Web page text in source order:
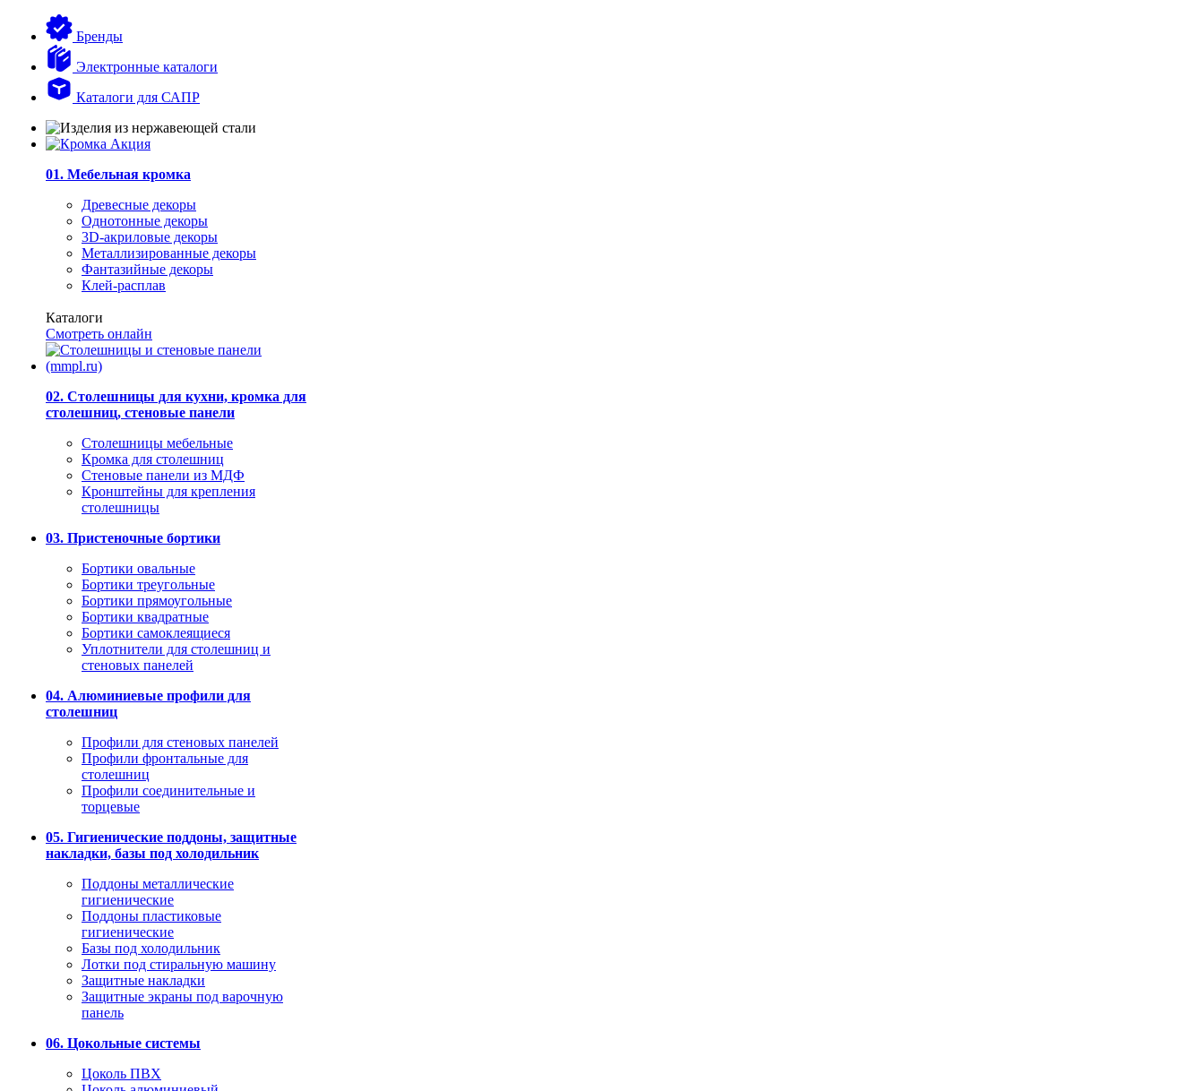
Бренды
Электронные каталоги
Каталоги для САПР
01. Мебельная кромка
Древесные декоры
Однотонные декоры
3D-акриловые декоры
Металлизированные декоры
Фантазийные декоры
Клей-расплав
Каталоги
Смотреть онлайн
02. Столешницы для кухни, кромка для
столешниц, стеновые панели
Столешницы мебельные
Кромка для столешниц
Стеновые панели из МДФ
Кронштейны для крепления
столешницы
03. Пристеночные бортики
Бортики овальные
Бортики треугольные
Бортики прямоугольные
Бортики квадратные
Бортики самоклеящиеся
Уплотнители для столешниц и
стеновых панелей
04. Алюминиевые профили для
столешниц
Профили для стеновых панелей
Профили фронтальные для
столешниц
Профили соединительные и
торцевые
05. Гигиенические поддоны, защитные
накладки, базы под холодильник
Поддоны металлические
гигиенические
Поддоны пластиковые
гигиенические
Базы под холодильник
Лотки под стиральную машину
Защитные накладки
Защитные экраны под варочную
панель
06. Цокольные системы
Цоколь ПВХ